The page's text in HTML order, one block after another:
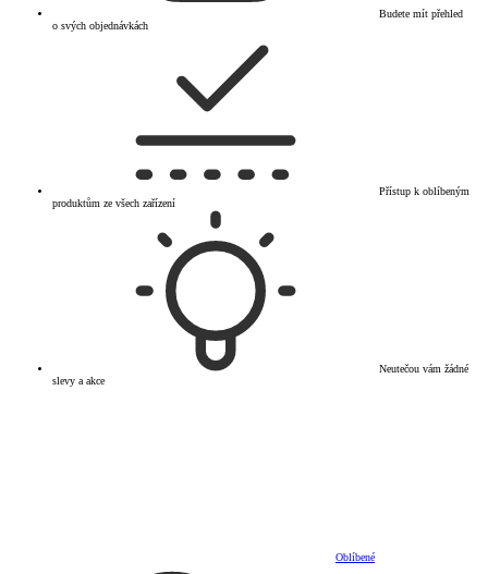
Budete mít přehled
o svých objednávkách
Přístup k oblíbeným
produktům ze všech zařízení
Neutečou vám žádné
slevy a akce
Oblíbené